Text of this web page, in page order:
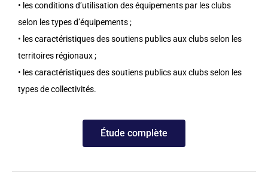
• les conditions d’utilisation des équipements par les clubs
selon les types d’équipements ;
• les caractéristiques des soutiens publics aux clubs selon les
territoires régionaux ;
• les caractéristiques des soutiens publics aux clubs selon les
types de collectivités.
Étude complète